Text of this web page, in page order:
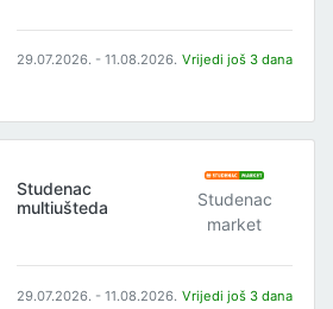
29.07.2026. - 11.08.2026. Vrijedi još 3 dana
Studenac
multiušteda
Studenac
market
29.07.2026. - 11.08.2026. Vrijedi još 3 dana